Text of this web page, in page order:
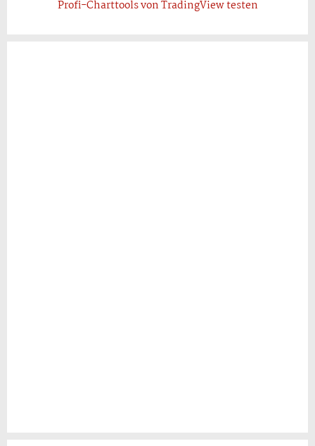
Profi-Charttools von TradingView testen